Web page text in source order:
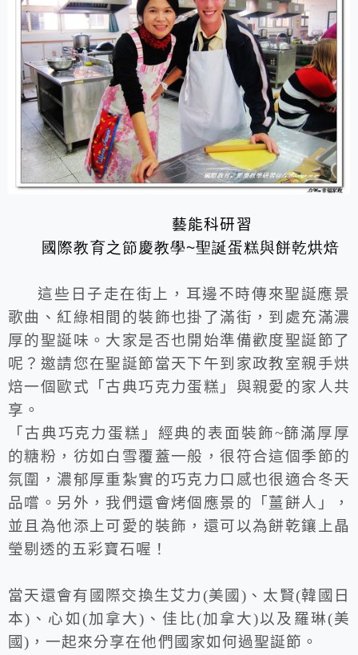
藝能科研習
國際教育之節慶教學~聖誕蛋糕與餅乾烘焙
這些日子走在街上，耳邊不時傳來聖誕應景
歌曲、紅綠相間的裝飾也掛了滿街，到處充滿濃
厚的聖誕味。大家是否也開始準備歡度聖誕節了
呢？邀請您在聖誕節當天下午到家政教室親手烘
焙一個歐式「古典巧克力蛋糕」與親愛的家人共
享。
「古典巧克力蛋糕」經典的表面裝飾~篩滿厚厚
的糖粉，彷如白雪覆蓋一般，很符合這個季節的
氛圍，濃郁厚重紮實的巧克力口感也很適合冬天
品嚐。另外，我們還會烤個應景的「薑餅人」，
並且為他添上可愛的裝飾，還可以為餅乾鑲上晶
瑩剔透的五彩寶石喔！
當天還會有國際交換生艾力(美國 ) 、太賢(韓國日
本) 、心如 (加拿大) 、佳比(加拿大)以及羅琳(美
國) ，一起來分享在他們國家如何過聖誕節。